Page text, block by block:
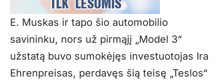
E. Muskas ir tapo šio automobilio
savininku, nors už pirmąjį „Model 3“
užstatą buvo sumokėjęs investuotojas Ira
Ehrenpreisas, perdavęs šią teisę „Teslos“